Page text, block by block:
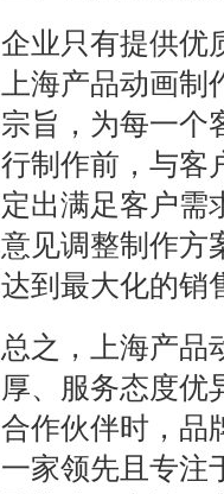
企业只有提供优
上海产品动画
宗旨，为每一个
行制作前，与客
定出满足客户需
意见调整制作方
达到最大化的销
总之，上海产品
厚、服务态度优
合作伙伴时，品
一家领先且专注